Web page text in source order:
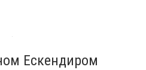
Ескендиром